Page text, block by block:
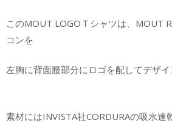
このMOUT LOGOＴシャツは、MOUT
コンを
左胸に背面腰部分にロゴを配してデザイ
素材にはINVISTA社CORDURAの吸水速